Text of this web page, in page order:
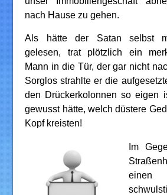
nach Hause zu gehen.
Als hätte der Satan selbst
gelesen, trat plötzlich ein
Mann in die Tür, der gar nicht
Sorglos strahlte er die
den Drückerkolonnen so eigen
gewusst hätte, welch düstere
Kopf kreisten!
Im